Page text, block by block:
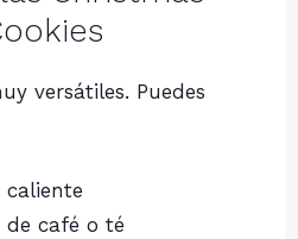
versátiles. Puedes
caliente
de café o té